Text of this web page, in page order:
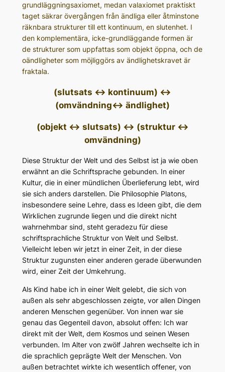
grundläggningsaxiomet, medan valaxiomet praktiskt
taget säkrar övergången från ändliga eller åtminstone
räknbara strukturer till ett kontinuum, en slutenhet. I
den komplementära, icke-grundläggande formen är
de strukturer som uppfattas som objekt öppna, och de
oändligheter som möjliggörs av ändlighetskravet är
fraktala.
(slutsats <-> kontinuum) <->
(omvändning<-> ändlighet)
(objekt <-> slutsats) <-> (struktur <->
omvändning)
Diese Struktur der Welt und des Selbst ist ja wie oben
erwähnt an die Schriftsprache gebunden. In einer
Kultur, die in einer mündlichen Überlieferung lebt, wird
sie sich anders darstellen. Die Philosophie Platons,
insbesondere seine Lehre, dass es Ideen gibt, die dem
Wirklichen zugrunde liegen und die direkt nicht
wahrnehmbar sind, steht geradezu für diese
schriftsprachliche Struktur von Welt und Selbst.
Vielleicht leben wir jetzt in einer Zeit, in der diese
Struktur zugunsten einer anderen gerade überwunden
wird, einer Zeit der Umkehrung.
Als Kind habe ich in einer Welt gelebt, die sich von
außen als sehr abgeschlossen zeigte, vor allen Dingen
anderen Menschen gegenüber. Von innen war sie
genau das Gegenteil davon, absolut offen: Ich war
direkt mit der Welt, dem Kosmos und seinen Wesen
verbunden. Im Alter von zwölf Jahren wechselte ich in
die sprachlich geprägte Welt der Menschen. Von
außen betrachtet wirkte ich wesentlich offener, von